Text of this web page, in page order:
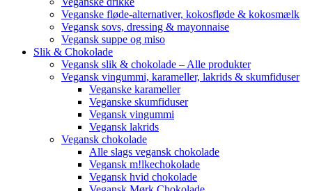
Veganske fløde-alternativer, kokosfløde & kokosmælk
Vegansk sovs, dressing & mayonnaise
Vegansk suppe og miso
Slik & Chokolade
Vegansk slik & chokolade – Alle produkter
Vegansk vingummi, karameller, lakrids & skumfiduser
Veganske karameller
Veganske skumfiduser
Vegansk vingummi
Vegansk lakrids
Vegansk chokolade
Alle slags vegansk chokolade
Vegansk m!lkechokolade
Vegansk hvid chokolade